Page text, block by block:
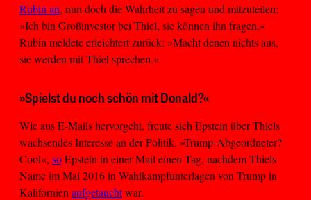
Rubin an, nun doch die Wahrheit zu sagen und mitzuteilen:
»Ich bin Großinvestor bei Thiel, sie können ihn fragen.«
Rubin meldete erleichtert zurück: »Macht denen nichts aus,
sie werden mit Thiel sprechen.«
»Spielst du noch schön mit Donald?«
Wie aus E-Mails hervorgeht, freute sich Epstein über Thiels
wachsendes Interesse an der Politik. »Trump-Abgeordneter?
Cool«, soEpstein in einer Mail einen Tag, nachdem Thiels
Name im Mai 2016 in Wahlkampfunterlagen von Trump in
Kalifornien aufgetauchtwar.